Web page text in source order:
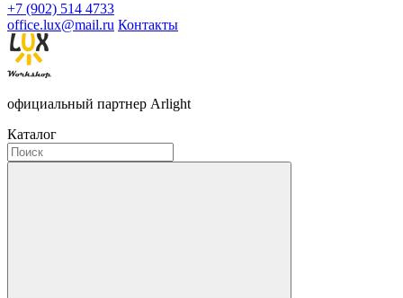
+7 (902) 514 4733
office.lux@mail.ru Контакты
официальный партнер Arlight
Каталог